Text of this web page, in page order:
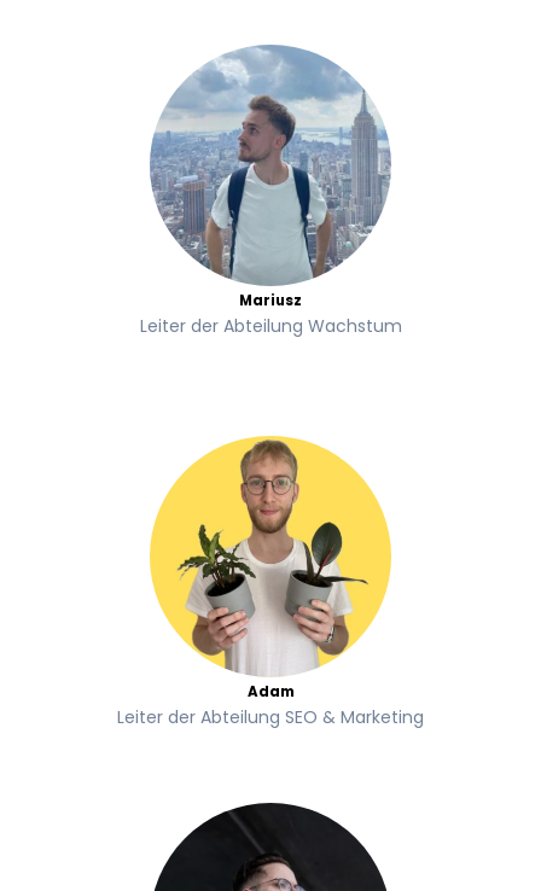
Mariusz
Leiter der Abteilung Wachstum
Adam
Leiter der Abteilung SEO & Marketing